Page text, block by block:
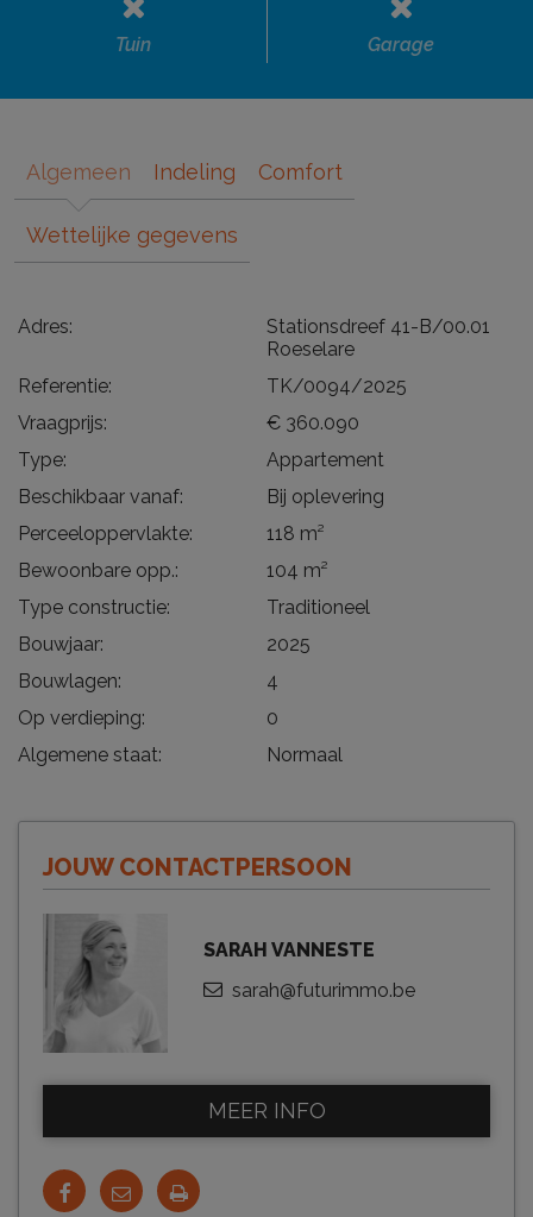
Tuin Garage
Algemeen Indeling Comfort
Wettelijke gegevens
Adres:
Stationsdreef 41-B/00.01
Roeselare
Referentie:
TK/0094/2025
Vraagprijs:
€ 360.090
Type:
Appartement
Beschikbaar vanaf:
Bij oplevering
Perceeloppervlakte:
118 m²
Bewoonbare opp.:
104 m²
Type constructie:
Traditioneel
Bouwjaar:
2025
Bouwlagen:
4
Op verdieping:
0
Algemene staat:
Normaal
JOUW CONTACTPERSOON
SARAH VANNESTE
sarah@futurimmo.be
MEER INFO